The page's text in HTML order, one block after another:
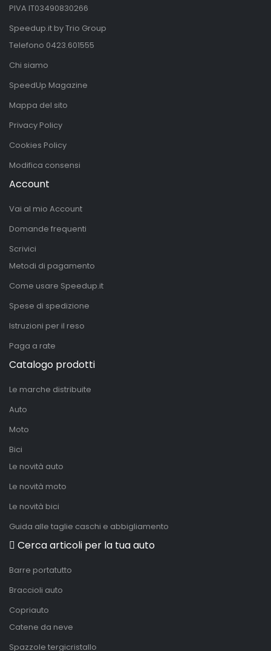
PIVA IT03490830266
Speedup.it by Trio Group
Telefono 0423.601555
Chi siamo
SpeedUp Magazine
Mappa del sito
Privacy Policy
Cookies Policy
Modifica consensi
Account
Vai al mio Account
Domande frequenti
Scrivici
Metodi di pagamento
Come usare Speedup.it
Spese di spedizione
Istruzioni per il reso
Paga a rate
Catalogo prodotti
Le marche distribuite
Auto
Moto
Bici
Le novità auto
Le novità moto
Le novità bici
Guida alle taglie caschi e abbigliamento
Cerca articoli per la tua auto
Barre portatutto
Braccioli auto
Copriauto
Catene da neve
Spazzole tergicristallo